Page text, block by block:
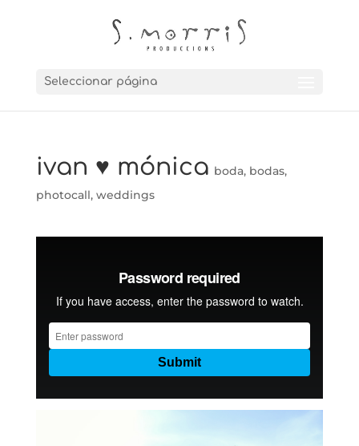
Seleccionar página
ivan ♥ mónica boda, bodas,
photocall, weddings